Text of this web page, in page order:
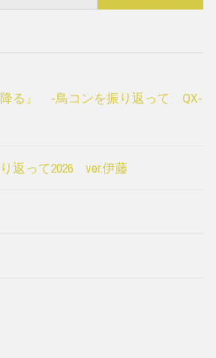
索:
降る』 -鳥コンを振り返って QX-
返って2026 ver.伊藤